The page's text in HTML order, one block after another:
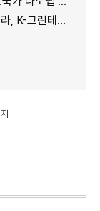
수출길 넓힌다